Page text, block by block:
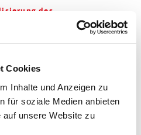
Cookies
Inhalte und Anzeigen zu
für soziale Medien anbieten
unsere Website zu
des
Exnergasse